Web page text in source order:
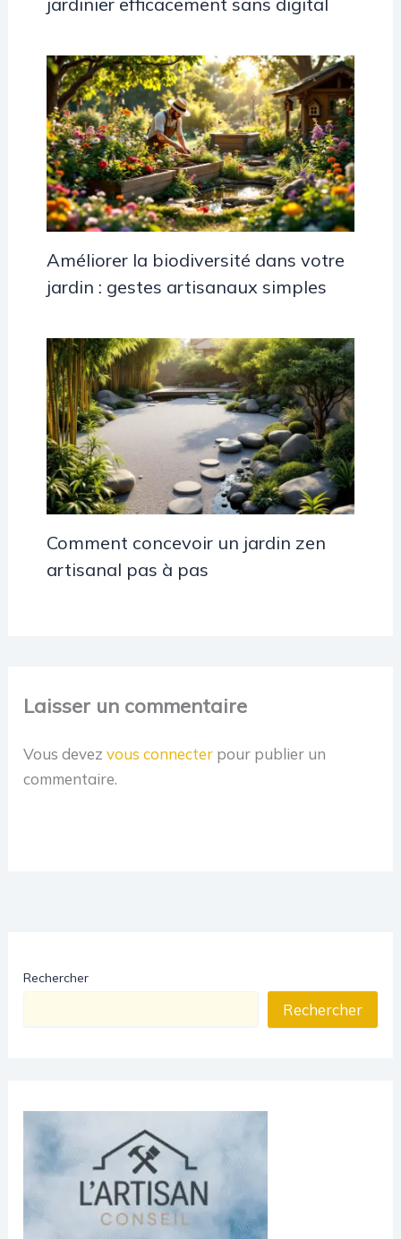
Améliorer la biodiversité dans votre
jardin : gestes artisanaux simples
Comment concevoir un jardin zen
artisanal pas à pas
Laisser un commentaire
Vous devezvous connecter pour publier un
commentaire.
Rechercher
Rechercher